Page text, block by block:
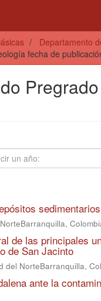
Departamento
fecha de
de las principales
de San Jacinto
del NorteBarranquilla,
ante la